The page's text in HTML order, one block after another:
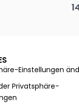
Einstellungen
Privatsphäre-